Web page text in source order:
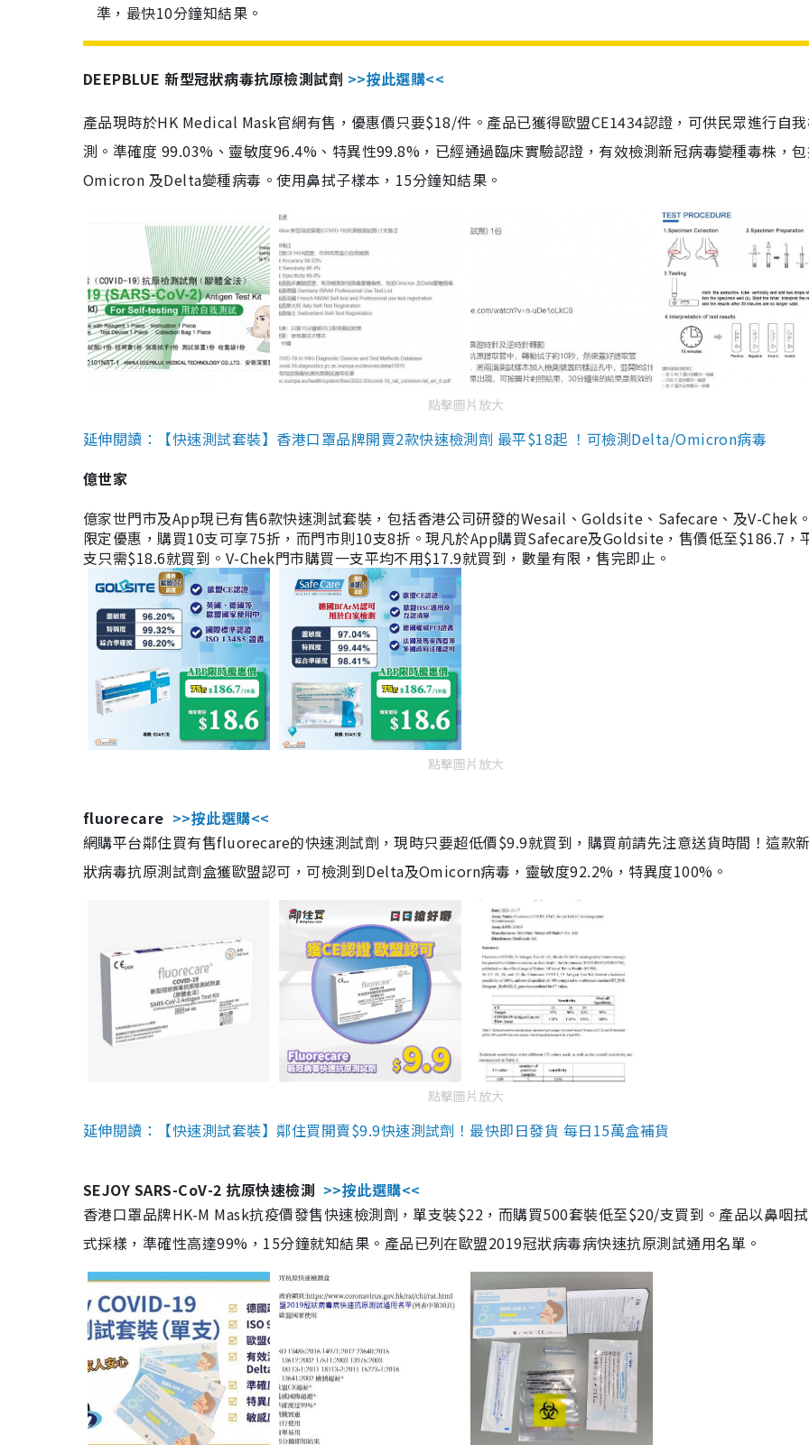
準，最快10分鐘知結果。
DEEPBLUE 新型冠狀病毒抗原檢測試劑 >>按此選購<<
產品現時於HK Medical Mask官網有售，優惠價只要$18/件。產品已獲得歐盟CE1434認證，可供民眾進行自
測。準確度 99.03%、靈敏度96.4%、特異性99.8%，已經通過臨床實驗認證，有效檢測新冠病毒變種毒株，
Omicron 及Delta變種病毒。使用鼻拭子樣本，15分鐘知結果。
點擊圖片放大
延伸閱讀：【快速測試套裝】香港口罩品牌開賣2款快速檢測劑 最平$18起 ！可檢測Delta/Omicron病毒
億世家
億家世門市及App現已有售6款快速測試套裝，包括香港公司研發的Wesail、Goldsite、Safecare、及V-Chek
限定優惠，購買10支可享75折，而門市則10支8折。現凡於App購買Safecare及Goldsite，售價低至$186.7，
支只需$18.6就買到。V-Chek門市購買一支平均不用$17.9就買到，數量有限，售完即止。
點擊圖片放大
fluorecare >>按此選購<<
網購平台鄰住買有售fluorecare的快速測試劑，現時只要超低價$9.9就買到，購買前請先注意送貨時間！這款
狀病毒抗原測試劑盒獲歐盟認可，可檢測到Delta及Omicorn病毒，靈敏度92.2%，特異度100%。
點擊圖片放大
延伸閱讀：【快速測試套裝】鄰住買開賣$9.9快速測試劑！最快即日發貨 每日15萬盒補貨
SEJOY SARS-CoV-2 抗原快速檢測 >>按此選購<<
香港口罩品牌HK-M Mask抗疫價發售快速檢測劑，單支裝$22，而購買500套裝低至$20/支買到。產品以鼻咽
式採樣，準確性高達99%，15分鐘就知結果。產品已列在歐盟2019冠狀病毒病快速抗原測試通用名單。